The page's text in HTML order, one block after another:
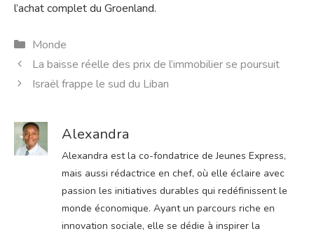
l’achat complet du Groenland.
Catégories
Monde
La baisse réelle des prix de l’immobilier se poursuit
Israël frappe le sud du Liban
Alexandra
Alexandra est la co-fondatrice de Jeunes Express,
mais aussi rédactrice en chef, où elle éclaire avec
passion les initiatives durables qui redéfinissent le
monde économique. Ayant un parcours riche en
innovation sociale, elle se dédie à inspirer la